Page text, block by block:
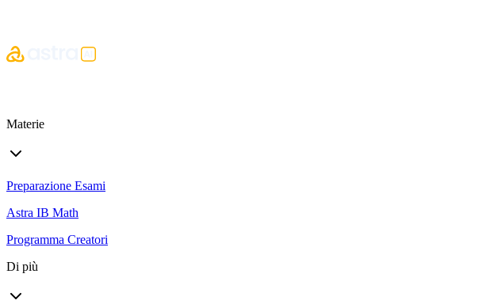
Materie
Preparazione Esami
Astra IB Math
Programma Creatori
Di più